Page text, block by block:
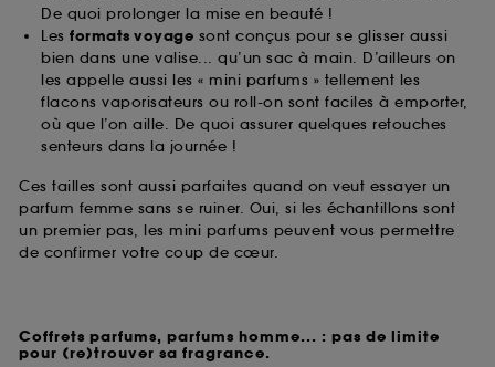
De quoi prolonger la mise en beauté !
Les formats voyage sont conçus pour se glisser aussi
bien dans une valise... qu’un sac à main. D’ailleurs on
les appelle aussi les « mini parfums » tellement les
flacons vaporisateurs ou roll-on sont faciles à emporter,
où que l’on aille. De quoi assurer quelques retouches
senteurs dans la journée !
Ces tailles sont aussi parfaites quand on veut essayer un
parfum femme sans se ruiner. Oui, si les échantillons sont
un premier pas, les mini parfums peuvent vous permettre
de confirmer votre coup de cœur.
Coffrets parfums, parfums homme... : pas de limite
pour (re)trouver sa fragrance.